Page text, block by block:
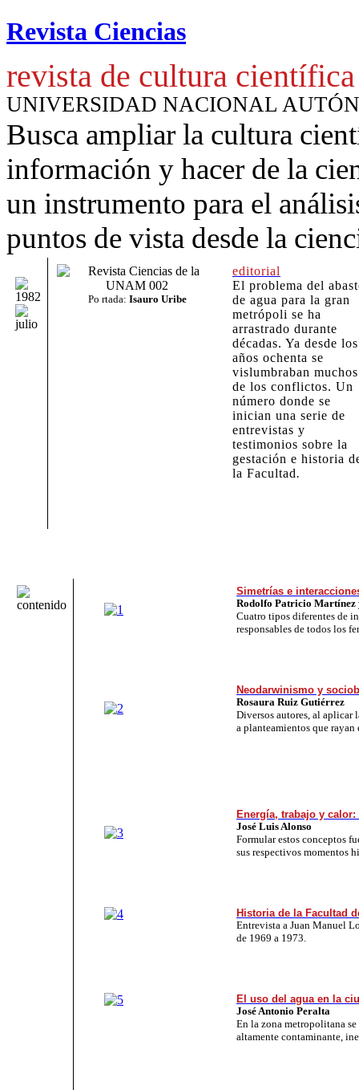
Revista Ciencias
revista de cultura científica
UNIVERSIDAD NACIONAL
Busca ampliar la cultura
información y hacer de la
un instrumento para el
puntos de vista desde la
Po rtada: Isauro Uribe
editorial
El problema del
de agua para la gran
metrópoli se ha
arrastrado durante
décadas. Ya desde los
años ochenta se
vislumbraban muchos
de los conflictos. Un
número donde se
inician una serie de
entrevistas y
testimonios sobre la
gestación e historia
la Facultad.
Simetrías e
Rodolfo Patricio Martínez
Cuatro tipos diferentes de
responsables de todos los
Neodarwinismo y
Rosaura Ruiz Gutiérrez
Diversos autores, al
a planteamientos que rayan
Energía, trabajo y
José Luis Alonso
Formular estos conceptos
sus respectivos momentos
Historia de la Facultad
Entrevista a Juan Manuel
de 1969 a 1973.
El uso del agua en la
José Antonio Peralta
En la zona metropolitana
altamente contaminante,